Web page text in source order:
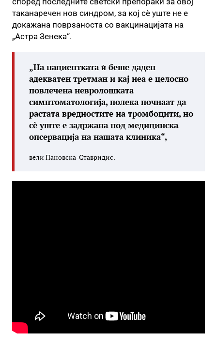
таканаречен нов синдром, за кој сè уште не е
докажана поврзаноста со вакцинацијата на
„Астра Зенека“.
„На пациентката ѝ беше даден
адекватен третман и кај неа е целосно
повлечена невролошката
симптоматологија, полека почнаат да
растата вредностите на тромбоцити, но
сè уште е задржана под медицинска
опсервација на нашата клиника“,
вели Пановска-Ставридис.